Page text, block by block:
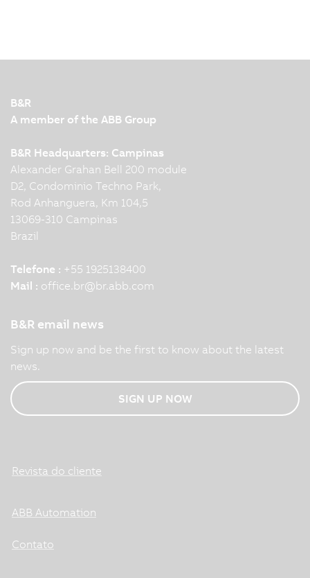
B&R
A member of the ABB Group
B&R Headquarters: Campinas
Alexander Grahan Bell 200 module
D2, Condominio Techno Park,
Rod Anhanguera, Km 104,5
13069-310 Campinas
Brazil
Telefone : +55 1925138400
Mail : office.br@br.abb.com
B&R email news
Sign up now and be the first to know about the latest
news.
SIGN UP NOW
Revista do cliente
ABB Automation
Contato